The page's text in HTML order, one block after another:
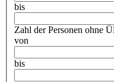
bis
Zahl der Personen ohne
von
bis